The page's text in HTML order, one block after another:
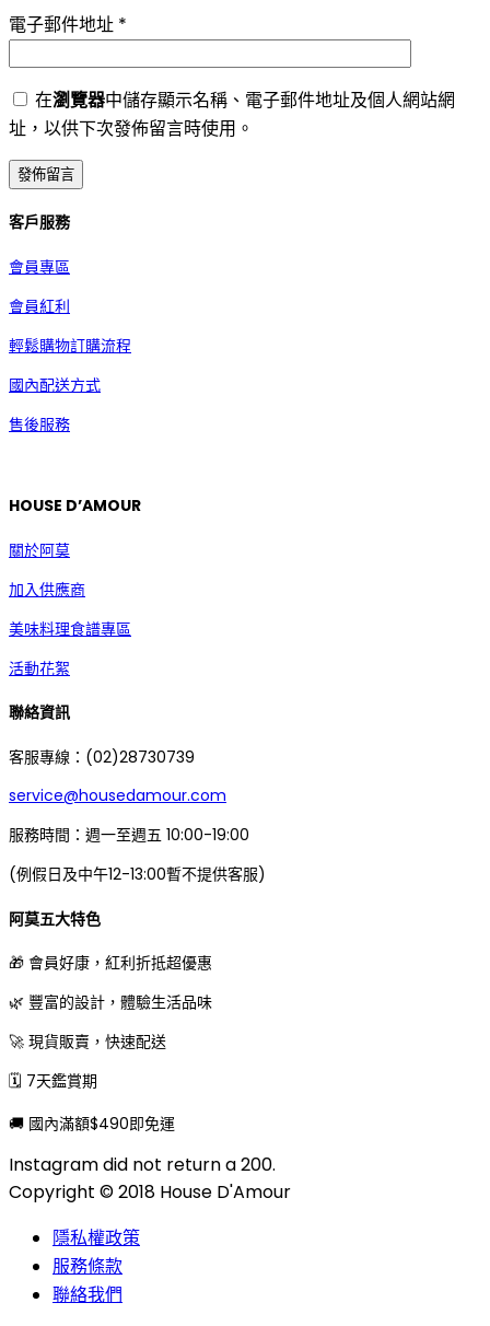
電子郵件地址 *
在瀏覽器中儲存顯示名稱、電子郵件地址及個人網站網
址，以供下次發佈留言時使用。
客戶服務
會員專區
會員紅利
輕鬆購物訂購流程
國內配送方式
售後服務
HOUSE D’AMOUR
關於阿莫
加入供應商
美味料理食譜專區
活動花絮
聯絡資訊
客服專線：(02)28730739
service@housedamour.com
服務時間：週一至週五 10:00-19:00
(例假日及中午12-13:00暫不提供客服)
阿莫五大特色
🎁 會員好康，紅利折抵超優惠
🌿 豐富的設計，體驗生活品味
🚀 現貨販賣，快速配送
🗓 7天鑑賞期
🚚 國內滿額$490即免運
Instagram did not return a 200.
Copyright © 2018 House D'Amour
隱私權政策
服務條款
聯絡我們